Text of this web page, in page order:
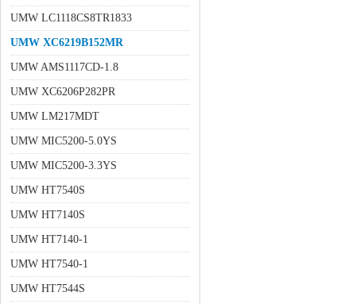
UMW LC1118CS8TR1833
UMW XC6219B152MR
UMW AMS1117CD-1.8
UMW XC6206P282PR
UMW LM217MDT
UMW MIC5200-5.0YS
UMW MIC5200-3.3YS
UMW HT7540S
UMW HT7140S
UMW HT7140-1
UMW HT7540-1
UMW HT7544S